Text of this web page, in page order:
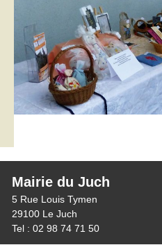
Mairie du Juch
5 Rue Louis Tymen
29100 Le Juch
Tel : 02 98 74 71 50